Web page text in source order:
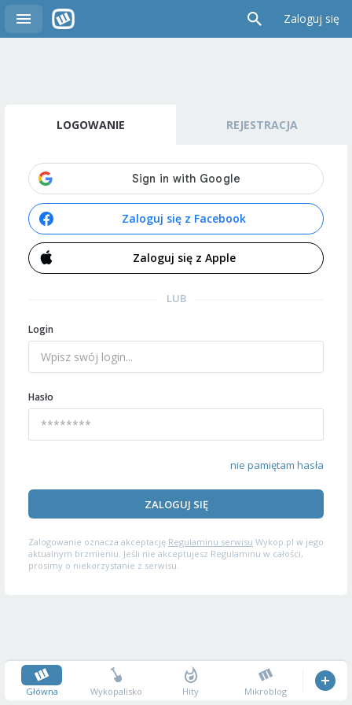
Zaloguj się
LOGOWANIE REJESTRACJA
Zaloguj się z Facebook
Zaloguj się z Apple
LUB
Login
Hasło
nie pamiętam hasła
ZALOGUJ SIĘ
Zalogowanie oznacza akceptację Regulaminu serwisu Wykop.pl w jego
aktualnym brzmieniu. Jeśli nie akceptujesz Regulaminu w całości,
prosimy o niekorzystanie z serwisu.
Główna Wykopalisko Hity Mikroblog